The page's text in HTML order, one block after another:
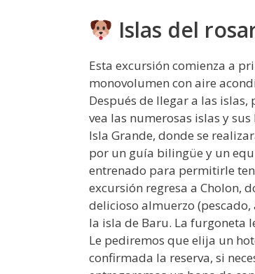
Islas del
Esta excursión comienza a
monovolumen con aire
Después de llegar a las
vea las numerosas islas y
Isla Grande, donde se
por un guía bilingüe y un
entrenado para permitirle
excursión regresa a Cholon,
delicioso almuerzo (pescado,
la isla de Baru. La furgoneta
Le pediremos que elija un
confirmada la reserva, si